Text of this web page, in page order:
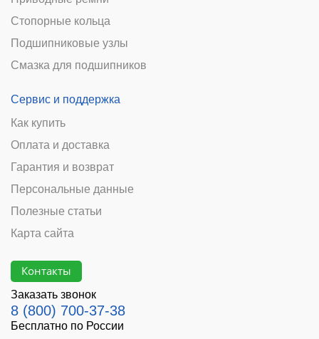
Стопорные кольца
Подшипниковые узлы
Смазка для подшипников
Сервис и поддержка
Как купить
Оплата и доставка
Гарантия и возврат
Персональные данные
Полезные статьи
Карта сайта
Контакты
Заказать звонок
8 (800) 700-37-38
Бесплатно по России